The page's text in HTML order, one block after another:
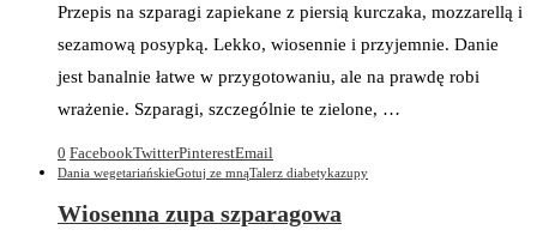
Przepis na szparagi zapiekane z piersią kurczaka, mozzarellą i
sezamową posypką. Lekko, wiosennie i przyjemnie. Danie
jest banalnie łatwe w przygotowaniu, ale na prawdę robi
wrażenie. Szparagi, szczególnie te zielone, …
0 FacebookTwitterPinterestEmail
Dania wegetariańskieGotuj ze mnąTalerz diabetykazupy
Wiosenna zupa szparagowa